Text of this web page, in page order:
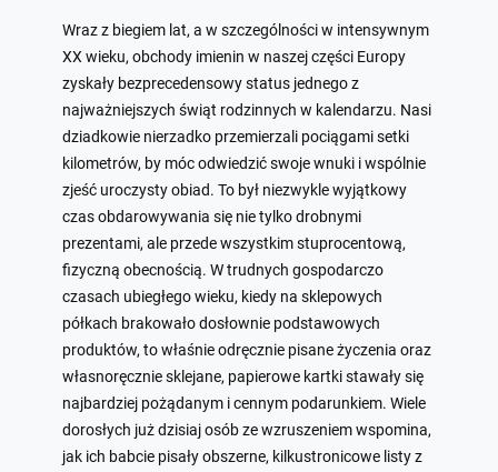
Wraz z biegiem lat, a w szczególności w intensywnym
XX wieku, obchody imienin w naszej części Europy
zyskały bezprecedensowy status jednego z
najważniejszych świąt rodzinnych w kalendarzu. Nasi
dziadkowie nierzadko przemierzali pociągami setki
kilometrów, by móc odwiedzić swoje wnuki i wspólnie
zjeść uroczysty obiad. To był niezwykle wyjątkowy
czas obdarowywania się nie tylko drobnymi
prezentami, ale przede wszystkim stuprocentową,
fizyczną obecnością. W trudnych gospodarczo
czasach ubiegłego wieku, kiedy na sklepowych
półkach brakowało dosłownie podstawowych
produktów, to właśnie odręcznie pisane życzenia oraz
własnoręcznie sklejane, papierowe kartki stawały się
najbardziej pożądanym i cennym podarunkiem. Wiele
dorosłych już dzisiaj osób ze wzruszeniem wspomina,
jak ich babcie pisały obszerne, kilkustronicowe listy z